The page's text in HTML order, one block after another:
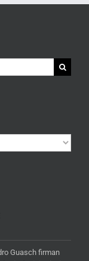
Guasch firman